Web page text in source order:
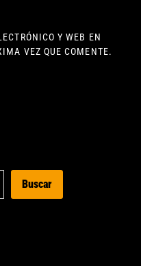
Y WEB EN
VEZ QUE COMENTE.
Buscar